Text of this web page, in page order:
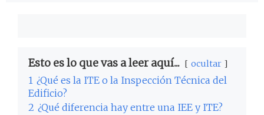
Esto es lo que vas a leer aquí... ocultar
1 ¿Qué es la ITE o la Inspección Técnica del
Edificio?
2 ¿Qué diferencia hay entre una IEE y ITE?